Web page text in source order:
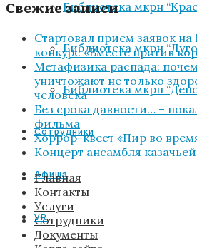
Библиотека мкрн
Библиотека мкрн
Библиотека мкрн
Сотрудники
Афиша
VR
Свежие записи
Стартовал прием заявок
конкурс «Вместе против
Метафизика распада:
уничтожают не только
человека
Без срока давности… –
фильма
Хоррор-квест «Пир во
Концерт ансамбля
Главная
Контакты
Услуги
Сотрудники
Документы